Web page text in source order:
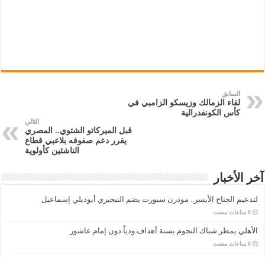
السابق
لقاء الزمالك وزيسكو الزامبي في
كأس الكونفدرالية
التالي
قبل الميركاتو الشتوي.. المصري
يقرر دعم صفوفه بلاعبي قطاع
الناشئين كأولوية
آخر الأخبار
لتدعيم الجناح الأيسر.. مودرن سبورت يضم النيجيري أيوديلي إسماعيل
‏8 ساعات مضت
الأهلي يمطر شباك النجوم بستة أهداف ودياً دون إمام عاشور
‏8 ساعات مضت